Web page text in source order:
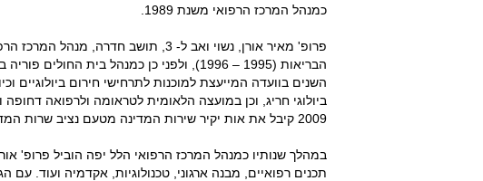
כמנהל המרכז הרפואי משנת 1989.
פרופ' מאיר אורן, נשוי ואב ל- 3, תושב
השנים בוועדה המייעצת למוכנות לתרחישי חירום ביולוגיים
2009 קיבל את אות יקיר שירות המדינה מטעם נציב שרות המדינה.
במהלך שנותיו כמנהל המרכז הרפואי הלל יפה הוביל פרופ'